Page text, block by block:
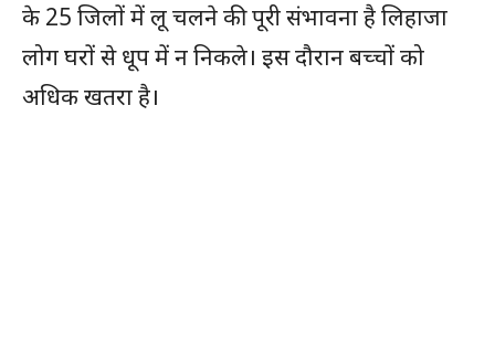
के 25 जिलों में लू चलने की पूरी संभावना है लिहाजा
लोग घरों से धूप में न निकले। इस दौरान बच्चों को
अधिक खतरा है।